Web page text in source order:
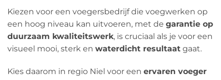
Kiezen voor een voegersbedrijf die voegwerken op
een hoog niveau kan uitvoeren, met de garantie op
duurzaam kwaliteitswerk, is cruciaal als je voor een
visueel mooi, sterk en waterdicht resultaat gaat.
Kies daarom in regio Niel voor een ervaren voeger